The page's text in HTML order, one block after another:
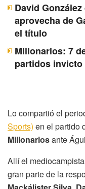
David
aprovecha de
el título
Millonarios: 7
partidos invicto
Lo compartió el
Sports) en el partido
Millonariosante
Allí el
gran parte de la